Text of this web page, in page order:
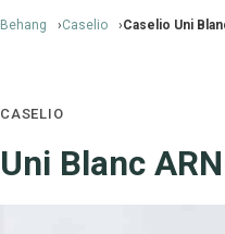
Behang Caselio Caselio Uni
CASELIO
Uni Blanc